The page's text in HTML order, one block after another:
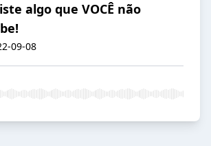
algo que VOCÊ não
09-08